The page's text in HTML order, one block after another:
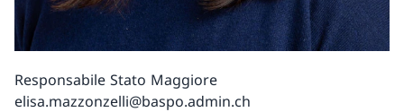
Responsabile Stato Maggiore
elisa.mazzonzelli@baspo.admin.ch